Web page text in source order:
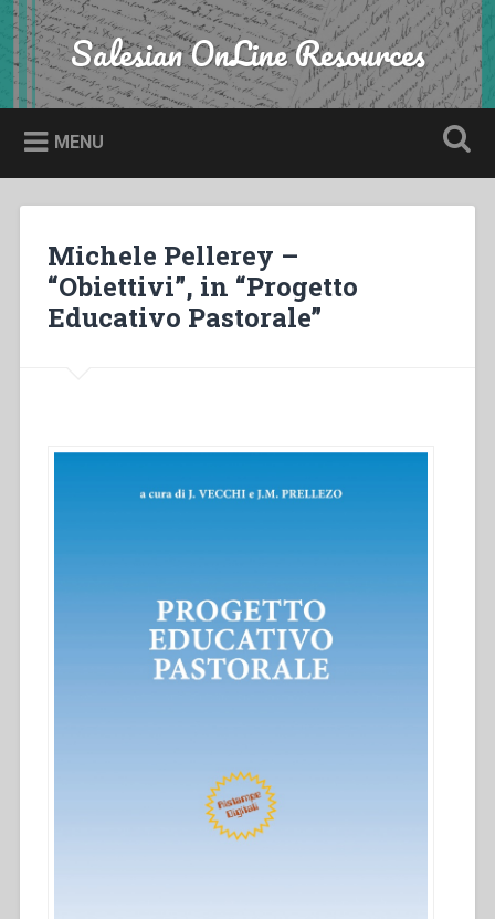
Skip
to
content
Search Salesian OnLine Resources
MENU
Michele Pellerey –
“Obiettivi”, in “Progetto
Educativo Pastorale”